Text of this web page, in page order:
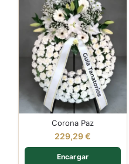
Corona Paz
229,29€
Encargar